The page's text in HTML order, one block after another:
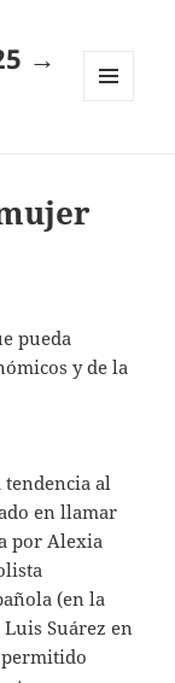
→
pueda
y de la
tendencia al
en llamar
por Alexia
(en la
Suárez en
permitido